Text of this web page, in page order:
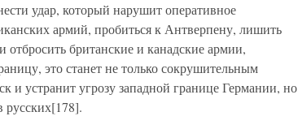
удар, который нарушит оперативное
армий, пробиться к Антверпену, лишить
отбросить британские и канадские армии,
это станет не только сокрушительным
и устранит угрозу западной границе Германии, но
русских[178].